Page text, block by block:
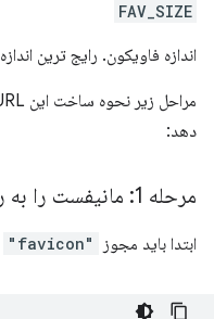
FAV_SIZE
اندازه فاویکون. رایج ترین اندازه 16×16 پیکسل است.
دهد:
مرحله 1: مانیفست را به روز کنید
ابتدا باید مجوز "favicon"